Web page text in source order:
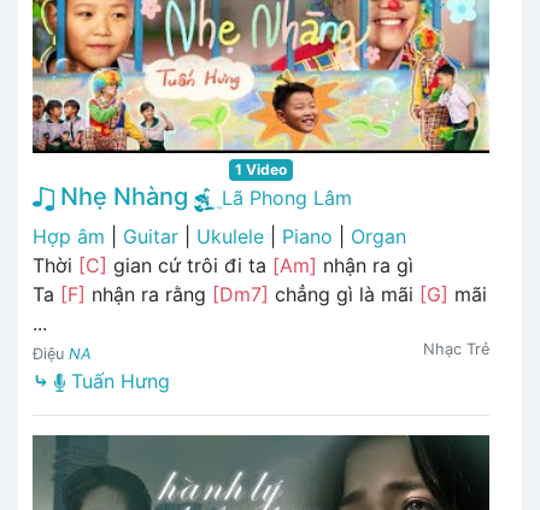
1 Video
Nhẹ Nhàng
Lã Phong Lâm
Hợp âm
Guitar Ukulele Piano
Organ
Thời [C] gian cứ trôi đi ta [Am] nhận ra gì
Ta [F] nhận ra rằng [Dm7] chẳng gì là mãi [G] mãi
...
Điệu NA Nhạc Trẻ
⤷ Tuấn Hưng